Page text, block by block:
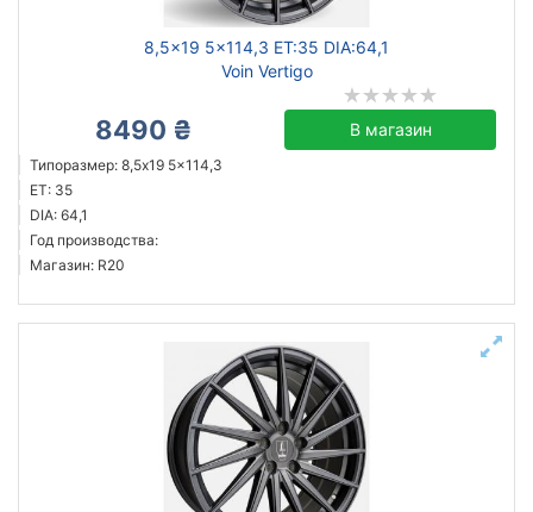
8,5x19 5x114,3 ET:35 DIA:64,1
Voin Vertigo
8490 ₴ В магазин
Типоразмер: 8,5x19 5x114,3
ET: 35
DIA: 64,1
Год производства:
Магазин: R20